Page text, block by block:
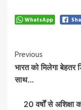
WhatsApp
Post
Previous
भारत को मिलेगा
साथ…
20 वर्षों से